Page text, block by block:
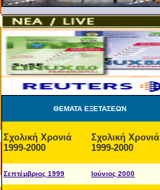
ΘΕΜΑΤΑ ΕΞΕΤΑΣΕΩΝ
Σχολική Χρονιά
1999-2000
Σχολική Χρονιά
1999-2000
Σεπτέμβριος 1999 Ιούνιος 2000